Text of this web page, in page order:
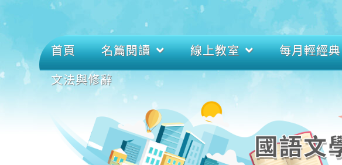
首頁 名篇閱讀 線上教室 每月輕經典
文法與修辭